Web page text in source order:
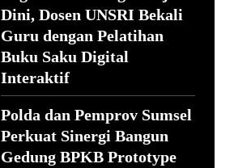
Dini, Dosen UNSRI Bekali
Guru dengan Pelatihan
Buku Saku Digital
Interaktif
Polda dan Pemprov Sumsel
Perkuat Sinergi Bangun
Gedung BPKB Prototype